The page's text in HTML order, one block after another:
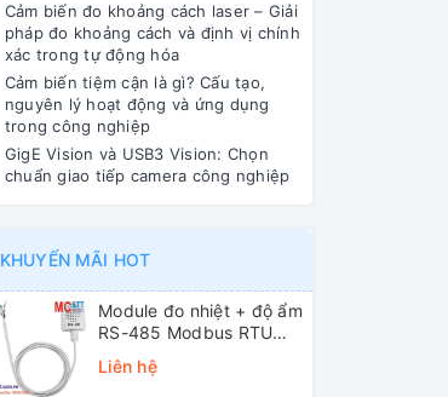
Cảm biến đo khoảng cách laser – Giải
pháp đo khoảng cách và định vị chính
xác trong tự động hóa
Cảm biến tiệm cận là gì? Cấu tạo,
nguyên lý hoạt động và ứng dụng
trong công nghiệp
GigE Vision và USB3 Vision: Chọn
chuẩn giao tiếp camera công nghiệp
KHUYẾN MÃI HOT
Module đo nhiệt + độ ẩm
RS-485 Modbus RTU
ICP DAS DL-10 CR
Liên hệ